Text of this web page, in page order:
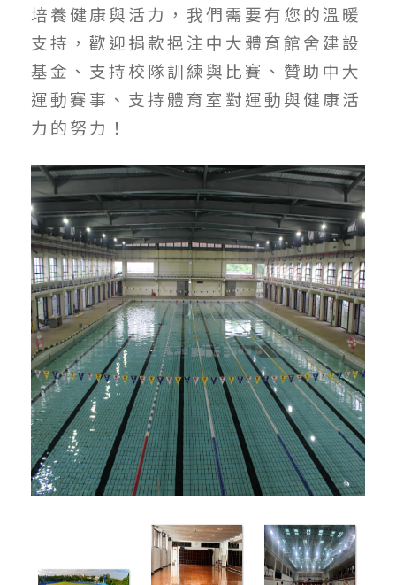
培養健康與活力，我們需要有您的溫暖
支持，歡迎捐款挹注中大體育館舍建設
基金、支持校隊訓練與比賽、贊助中大
運動賽事、支持體育室對運動與健康活
力的努力！